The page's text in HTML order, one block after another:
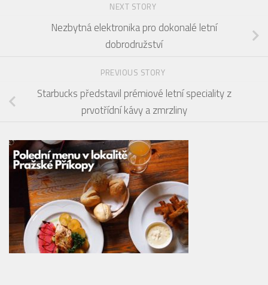
NEXT STORY
Nezbytná elektronika pro dokonalé letní
dobrodružství
PREVIOUS STORY
Starbucks představil prémiové letní speciality z
prvotřídní kávy a zmrzliny